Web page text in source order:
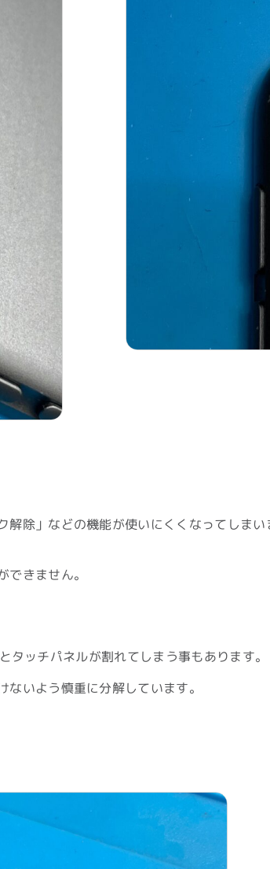
解除」などの機能が使いにくくなってしまい
きません。
ッチパネルが割れてしまう事もあります。
いよう慎重に分解しています。